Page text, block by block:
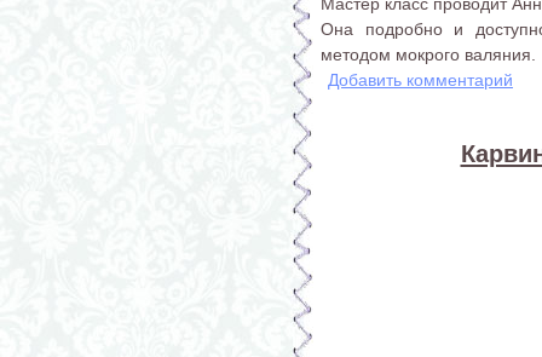
Она подробно и
методом мокрого валяния.
Добавить комментарий